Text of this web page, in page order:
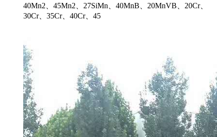
40Mn2、45Mn2、27SiMn、40MnB、20MnVB、20Cr、
30Cr、35Cr、40Cr、45